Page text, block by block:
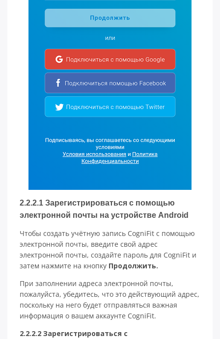
2.2.2.1 Зарегистрироваться с помощью
электронной почты на устройстве Android
Чтобы создать учётную запись CogniFit с помощью
электронной почты, введите свой адрес
электронной почты, создайте пароль для CogniFit и
затем нажмите на кнопку Продолжить.
При заполнении адреса электронной почты,
пожалуйста, убедитесь, что это действующий адрес,
поскольку на него будет отправляться важная
информация о вашем аккаунте CogniFit.
2.2.2.2 Зарегистрироваться с